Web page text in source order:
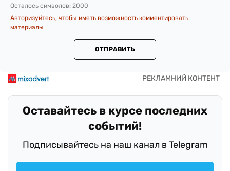
Осталось символов: 2000
Авторизуйтесь, чтобы иметь возможность комментировать
материалы
ОТПРАВИТЬ
Оставайтесь в курсе последних
событий!
Подписывайтесь на наш канал в Telegram